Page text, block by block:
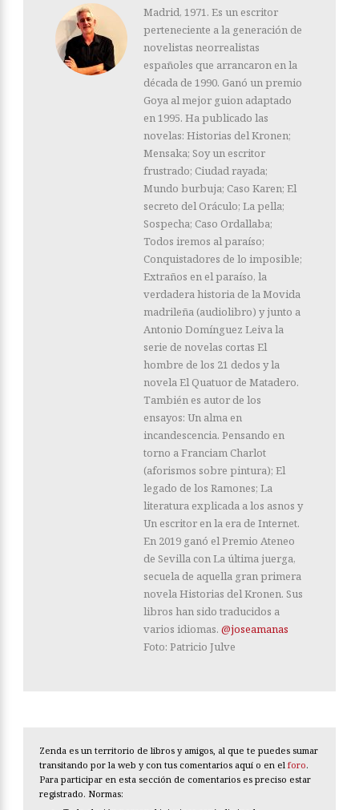
Madrid, 1971. Es un escritor
perteneciente a la generación de
novelistas neorrealistas
españoles que arrancaron en la
década de 1990. Ganó un premio
Goya al mejor guion adaptado
en 1995. Ha publicado las
novelas: Historias del Kronen;
Mensaka; Soy un escritor
frustrado; Ciudad rayada;
Mundo burbuja; Caso Karen; El
secreto del Oráculo; La pella;
Sospecha; Caso Ordallaba;
Todos iremos al paraíso;
Conquistadores de lo imposible;
Extraños en el paraíso, la
verdadera historia de la Movida
madrileña (audiolibro) y junto a
Antonio Domínguez Leiva la
serie de novelas cortas El
hombre de los 21 dedos y la
novela El Quatuor de Matadero.
También es autor de los
ensayos: Un alma en
incandescencia. Pensando en
torno a Franciam Charlot
(aforismos sobre pintura); El
legado de los Ramones; La
literatura explicada a los asnos y
Un escritor en la era de Internet.
En 2019 ganó el Premio Ateneo
de Sevilla con La última juerga,
secuela de aquella gran primera
novela Historias del Kronen. Sus
libros han sido traducidos a
varios idiomas. @joseamanas
Foto: Patricio Julve
Zenda es un territorio de libros y amigos, al que te puedes sumar
transitando por la web y con tus comentarios aquí o en el foro.
Para participar en esta sección de comentarios es preciso estar
registrado. Normas: